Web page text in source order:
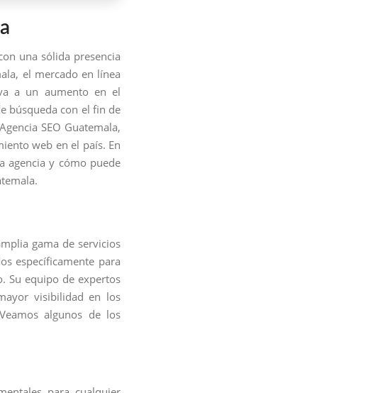
una sólida presencia
el mercado en línea
a un aumento en el
búsqueda con el fin de
SEO Guatemala,
web en el país. En
agencia y cómo puede
gama de servicios
específicamente para
Su equipo de expertos
visibilidad en los
algunos de los